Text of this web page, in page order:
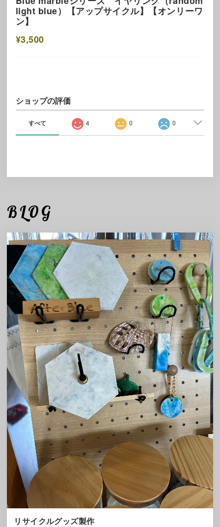
light blue）【アップサイクル】【オンリーワ
ン】
¥3,500
ショップの評価
すべて 4 0 0
BLOG
リサイクルグッズ製作